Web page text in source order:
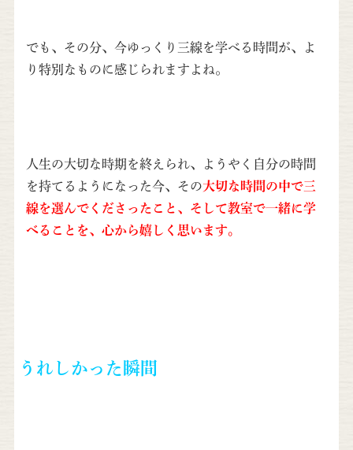
でも、その分、今ゆっくり三線を学べる時間が、よ
り特別なものに感じられますよね。
人生の大切な時期を終えられ、ようやく自分の時間
を持てるようになった今、その大切な時間の中で三
線を選んでくださったこと、そして教室で一緒に学
べることを、心から嬉しく思います。
うれしかった瞬間